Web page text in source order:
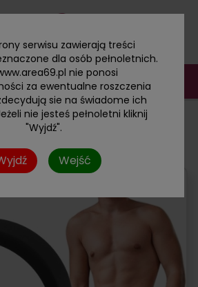
serwisu zawierają treści
dla osób pełnoletnich.
nie ponosi
za ewentualne roszczenia
sie na świadome ich
nie jesteś pełnoletni kliknij
"Wyjdź".
Wejść
erekcyjny S